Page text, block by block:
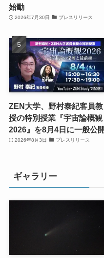
始動
2026年7月30日 プレスリリース
ZEN大学、野村泰紀客員教
授の特別授業『宇宙論概観
2026』を8月4日に一般公開
2026年8月3日 プレスリリース
ギャラリー